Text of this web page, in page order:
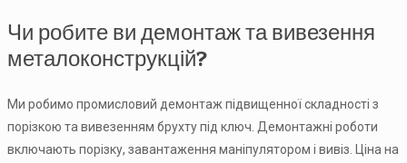
Чи робите ви демонтаж та вивезення
металоконструкцій?
Ми робимо промисловий демонтаж підвищенної складності з
порізкою та вивезенням брухту під ключ. Демонтажні роботи
включають порізку, завантаження маніпулятором і вивіз. Ціна на